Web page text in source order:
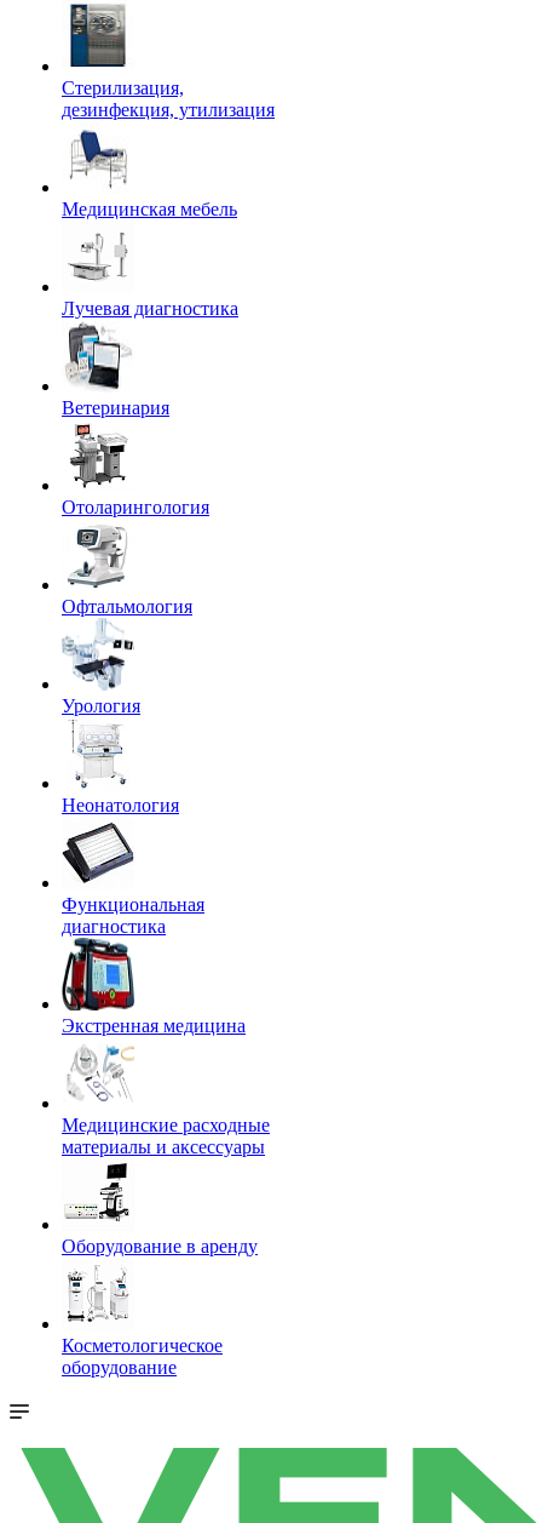
Стерилизация,
дезинфекция, утилизация
Медицинская мебель
Лучевая диагностика
Ветеринария
Отоларингология
Офтальмология
Урология
Неонатология
Функциональная
диагностика
Экстренная медицина
Медицинские расходные
материалы и аксессуары
Оборудование в аренду
Косметологическое
оборудование